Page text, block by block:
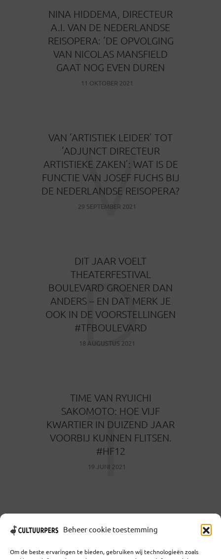
Beheer cookie toestemming
Om de beste ervaringen te bieden, gebruiken wij technologieën zoals
­NINA HIDDEMA, DIRECTEUR
A.I. VAN DE NEDERLANDSE
REISOPERA: ‘DE OPVOLGING
VAN NICOLAS MANSFIELD
GAAT NOG EVEN DUREN
11 OKTOBER 2021
VAN ‘ARTISTIEK LEIDER’ TOT
‘ADJUNCT DIRECTEUR
ARTISTIEKE ZAKEN’: WAT IS DE
FUNCTIE VAN JOSEF FUCHS BIJ
DE NEDERLANDSE REISOPERA?
29 SEPTEMBER 2021
V
DIT JAAR VOELT
THEATERFESTIVAL
BOULEVARD GROENER DAN
ANDERS – EN DAT MERK JE
OOK IN DE VOORSTELLINGEN
#TFBOULEVARD
18 AUGUSTUS 2021
D
TIME VAN RYUICHI
SAKOMOTO: HOE VIJF
KWARTIER IN DUIZEND JAAR
VOORBIJ KUNNEN FLITSEN.
#HF12
19 JUNI 2021
T